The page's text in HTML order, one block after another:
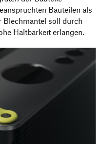
Bauteilen als
Blechmantel soll durch
Haltbarkeit erlangen.